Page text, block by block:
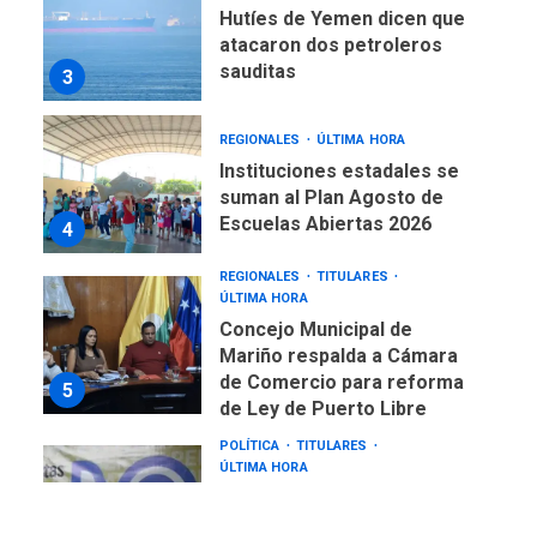
3
Hutíes de Yemen dicen que
atacaron dos petroleros
sauditas
4
REGIONALES ÚLTIMA HORA
Instituciones estadales se
suman al Plan Agosto de
Escuelas Abiertas 2026
5
REGIONALES
TITULARES
ÚLTIMA HORA
Concejo Municipal de
Mariño respalda a Cámara
de Comercio para reforma
de Ley de Puerto Libre
POLÍTICA
TITULARES
ÚLTIMA HORA